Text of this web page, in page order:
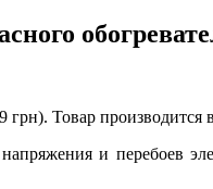
Товар производится
и перебоев